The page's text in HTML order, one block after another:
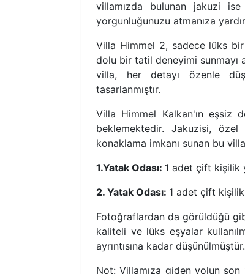
villamızda bulunan jakuzi
yorgunluğunuzu atmanıza
Villa Himmel 2, sadece lüks
dolu bir tatil deneyimi sunmayı
villa, her detayı özenle
tasarlanmıştır.
Villa Himmel Kalkan'ın eşsiz
beklemektedir. Jakuzisi, özel
konaklama imkanı sunan bu
1.Yatak Odası: 1 adet çift kişilik
2. Yatak Odası: 1 adet çift
Fotoğraflardan da görüldüğü
kaliteli ve lüks eşyalar
ayrıntısına kadar düşünülmüştür.
Not: Villamıza giden yolun